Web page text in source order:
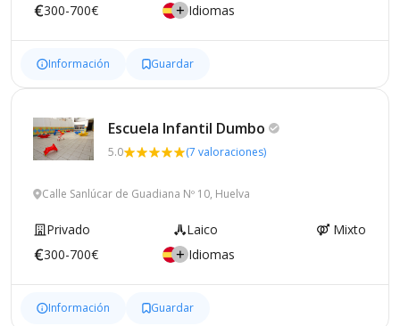
300-700€
Idiomas
Información Guardar
Escuela Infantil Dumbo
5.0 (7 valoraciones)
Calle Sanlúcar de Guadiana Nº 10, Huelva
Privado Laico
Mixto
300-700€
Idiomas
Información Guardar